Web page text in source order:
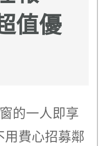
值優
的一人即享
用費心招募鄰